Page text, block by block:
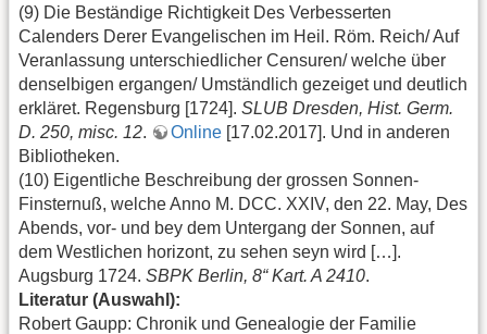
(9) Die Beständige Richtigkeit Des Verbesserten
Calenders Derer Evangelischen im Heil. Röm. Reich/ Auf
Veranlassung unterschiedlicher Censuren/ welche über
denselbigen ergangen/ Umständlich gezeiget und deutlich
erkläret. Regensburg [1724]. SLUB Dresden, Hist. Germ.
D. 250, misc. 12. Online [17.02.2017]. Und in anderen
Bibliotheken.
(10) Eigentliche Beschreibung der grossen Sonnen-
Finsternuß, welche Anno M. DCC. XXIV, den 22. May, Des
Abends, vor- und bey dem Untergang der Sonnen, auf
dem Westlichen horizont, zu sehen seyn wird […].
Augsburg 1724. SBPK Berlin, 8“ Kart. A 2410.
Literatur (Auswahl):
Robert Gaupp: Chronik und Genealogie der Familie